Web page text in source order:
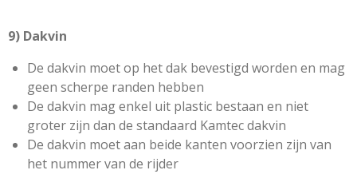
9) Dakvin
De dakvin moet op het dak bevestigd worden en mag
geen scherpe randen hebben
De dakvin mag enkel uit plastic bestaan en niet
groter zijn dan de standaard Kamtec dakvin
De dakvin moet aan beide kanten voorzien zijn van
het nummer van de rijder